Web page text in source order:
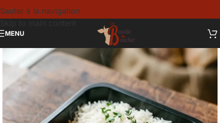
Sauter à la navigation
MENU